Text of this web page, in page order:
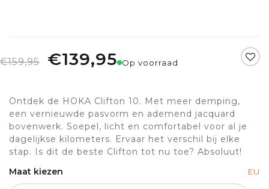
€159,95 €139,95 Op voorraad
Ontdek de HOKA Clifton 10. Met meer demping,
een vernieuwde pasvorm en ademend jacquard
bovenwerk. Soepel, licht en comfortabel voor al je
dagelijkse kilometers. Ervaar het verschil bij elke
stap. Is dit de beste Clifton tot nu toe? Absoluut!
Maat kiezen
EU